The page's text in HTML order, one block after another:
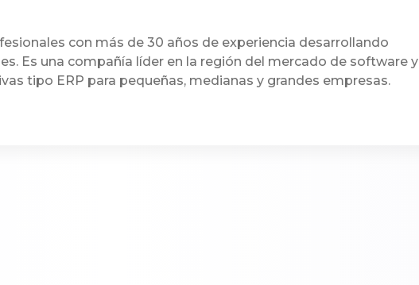
con más de 30 años de experiencia desarrollando
Es una compañía líder en la región del mercado de software y
tipo ERP para pequeñas, medianas y grandes empresas.